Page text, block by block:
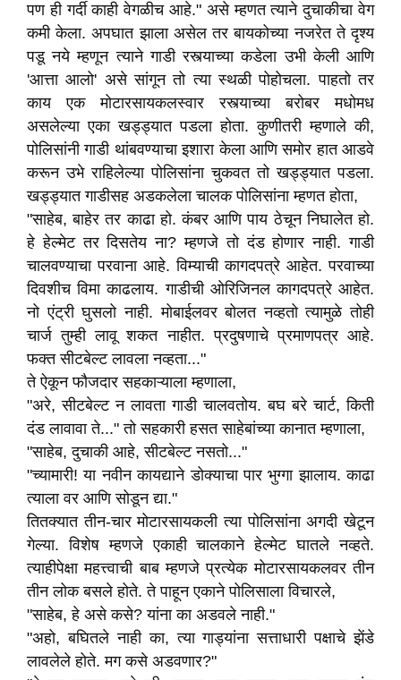
पण ही गर्दी काही वेगळीच आहे." असे म्हणत त्याने दुचाकीचा वेग
कमी केला. अपघात झाला असेल तर बायकोच्या नजरेत ते दृश्य
पडू नये म्हणून त्याने गाडी रस्त्याच्या कडेला उभी केली आणि
'आत्ता आलो' असे सांगून तो त्या स्थळी पोहोचला. पाहतो तर
काय एक मोटारसायकलस्वार रस्त्याच्या बरोबर मधोमध
असलेल्या एका खड्ड्यात पडला होता. कुणीतरी म्हणाले की,
पोलिसांनी गाडी थांबवण्याचा इशारा केला आणि समोर हात आडवे
करून उभे राहिलेल्या पोलिसांना चुकवत तो खड्ड्यात पडला.
खड्ड्यात गाडीसह अडकलेला चालक पोलिसांना म्हणत होता,
"साहेब, बाहेर तर काढा हो. कंबर आणि पाय ठेचून निघालेत हो.
हे हेल्मेट तर दिसतेय ना? म्हणजे तो दंड होणार नाही. गाडी
चालवण्याचा परवाना आहे. विम्याची कागदपत्रे आहेत. परवाच्या
दिवशीच विमा काढलाय. गाडीची ओरिजिनल कागदपत्रे आहेत.
नो एंट्री घुसलो नाही. मोबाईलवर बोलत नव्हतो त्यामुळे तोही
चार्ज तुम्ही लावू शकत नाहीत. प्रदुषणाचे प्रमाणपत्र आहे.
फक्त सीटबेल्ट लावला नव्हता..."
ते ऐकून फौजदार सहकाऱ्याला म्हणाला,
"अरे, सीटबेल्ट न लावता गाडी चालवतोय. बघ बरे चार्ट, किती
दंड लावावा ते..." तो सहकारी हसत साहेबांच्या कानात म्हणाला,
"साहेब, दुचाकी आहे, सीटबेल्ट नसतो..."
"च्यामारी! या नवीन कायद्याने डोक्याचा पार भुग्गा झालाय. काढा
त्याला वर आणि सोडून द्या."
तितक्यात तीन-चार मोटारसायकली त्या पोलिसांना अगदी खेटून
गेल्या. विशेष म्हणजे एकाही चालकाने हेल्मेट घातले नव्हते.
त्याहीपेक्षा महत्त्वाची बाब म्हणजे प्रत्येक मोटारसायकलवर तीन
तीन लोक बसले होते. ते पाहून एकाने पोलिसाला विचारले,
"साहेब, हे असे कसे? यांना का अडवले नाही."
"अहो, बघितले नाही का, त्या गाड्यांना सत्ताधारी पक्षाचे झेंडे
लावलेले होते. मग कसे अडवणार?"